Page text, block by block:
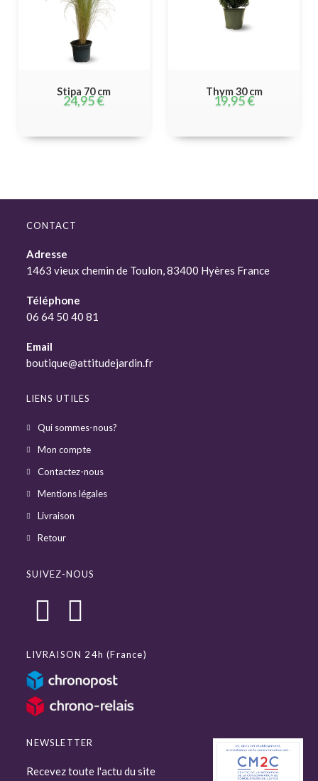
Stipa 70 cm
24,95€
Thym 30 cm
19,95€
CONTACT
Adresse
1463 vieux chemin de Toulon, 83400 Hyères France
Téléphone
06 64 50 40 81
Email
boutique@attitudejardin.fr
LIENS UTILES
Qui sommes-nous?
Mon compte
Contactez-nous
Mentions légales
Livraison
Retour
SUIVEZ-NOUS
LIVRAISON 24h (France)
NEWSLETTER
Recevez toute l'actu du site